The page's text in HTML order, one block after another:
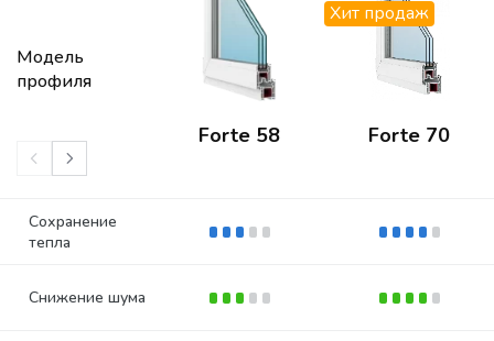
Модель
профиля
Forte 58
Хит продаж
Forte 70
Сохранение
тепла
Снижение шума